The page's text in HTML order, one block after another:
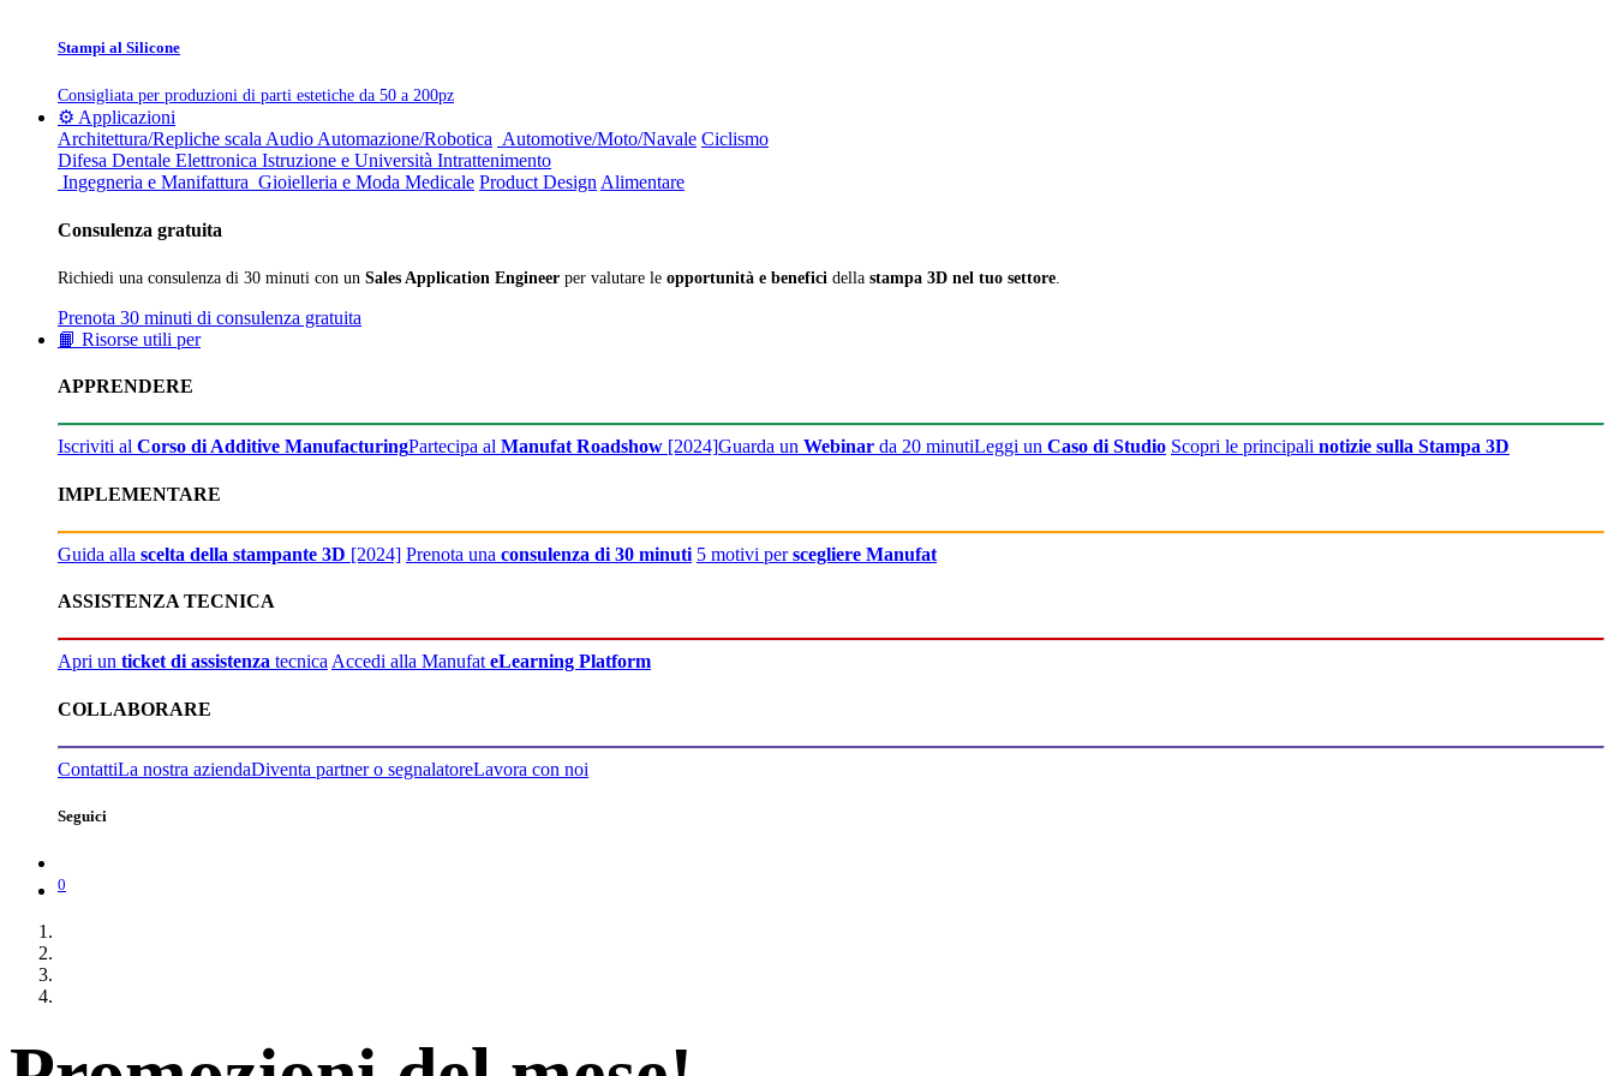
Stampi al Silicone
Consigliata per produzioni di parti estetiche da 50 a 200pz
⚙️ Applicazioni
Architettura/Repliche scala Audio Automazione/Robotica Automotive/Moto/Navale Ciclismo
Difesa Dentale Elettronica Istruzione e Università Intrattenimento
Ingegneria e Manifattura Gioielleria e Moda Medicale Product Design Alimentare
Consulenza gratuita
Richiedi una consulenza di 30 minuti con un Sales Application Engineer per valutare le opportunità e benefici della stampa 3D nel tuo settore
Prenota 30 minuti di consulenza gratuita
📙 Risorse utili per
APPRENDERE
Iscriviti al Corso di Additive ManufacturingPartecipa al Manufat Roadshow [2024]Guarda un Webinar da 20 minutiLeggi un Caso di Studio Scopri le principali notizie sulla Stampa 3D
IMPLEMENTARE
Guida alla scelta della stampante 3D [2024] Prenota una consulenza di 30 minuti 5 motivi perscegliere Manufat
ASSISTENZA TECNICA
Apri un ticket di assistenza tecnicaAccedi alla ManufateLearning Platform
COLLABORARE
ContattiLa nostra aziendaDiventa partner o segnalatoreLavora con noi
Seguici
0